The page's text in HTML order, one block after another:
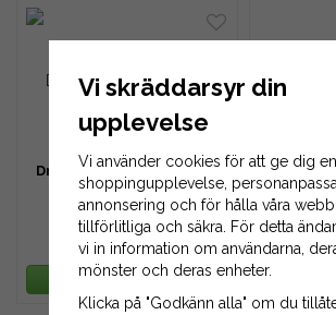
Drivrem Husqvarna 532 15
88-18
429 kr 599 kr
LÄGG I VARUKORG
Drivrem
Vi skräddarsyr din
upplevelse
Vi använder cookies för att ge dig
shoppingupplevelse,
annonsering och för hålla våra
tillförlitliga och säkra. För detta
vi in information om användarna,
mönster och deras enheter.
Klicka på "Godkänn alla" om du